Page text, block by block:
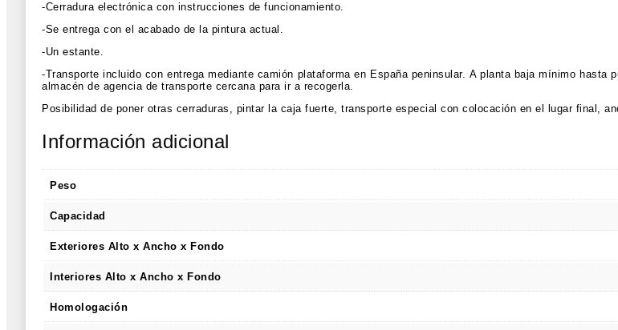
-Cerradura electrónica con instrucciones de funcionamiento.
-Se entrega con el acabado de la pintura actual.
-Un estante.
-Transporte incluido con entrega mediante camión plataforma en España peninsular. A planta baja mínimo
almacén de agencia de transporte cercana para ir a recogerla.
Posibilidad de poner otras cerraduras, pintar la caja fuerte, transporte especial con colocación en el lugar final,
Información adicional
Peso
Capacidad
Exteriores Alto x Ancho x Fondo
Interiores Alto x Ancho x Fondo
Homologación